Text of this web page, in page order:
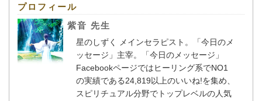
プロフィール
紫音 先生
星のしずく メインセラピスト。「今日のメ
ッセージ」主宰。「今日のメッセージ」
Facebookページではヒーリング系でNO1
の実績である24,819以上のいいね!を集め、
スピリチュアル分野でトップレベルの人気